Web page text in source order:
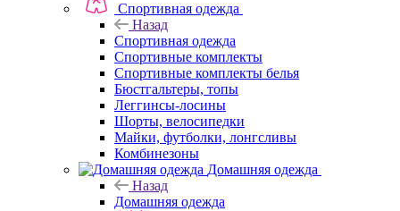
Спортивная одежда
Назад
Спортивная одежда
Спортивные комплекты
Спортивные комплекты белья
Бюстгальтеры, топы
Леггинсы-лосины
Шорты, велосипедки
Майки, футболки, лонгсливы
Комбинезоны
Домашняя одежда
Назад
Домашняя одежда